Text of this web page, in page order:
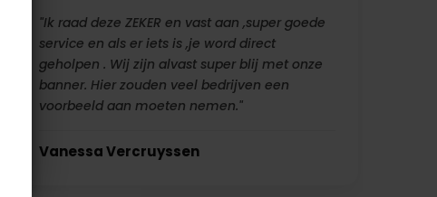
"Ik raad deze ZEKER en vast aan ,super goede
service en als er iets is ,je word direct
geholpen . Wij zijn alvast super blij met onze
banner. Hier zouden veel bedrijven een
voorbeeld aan moeten nemen."
Vanessa Vercruyssen